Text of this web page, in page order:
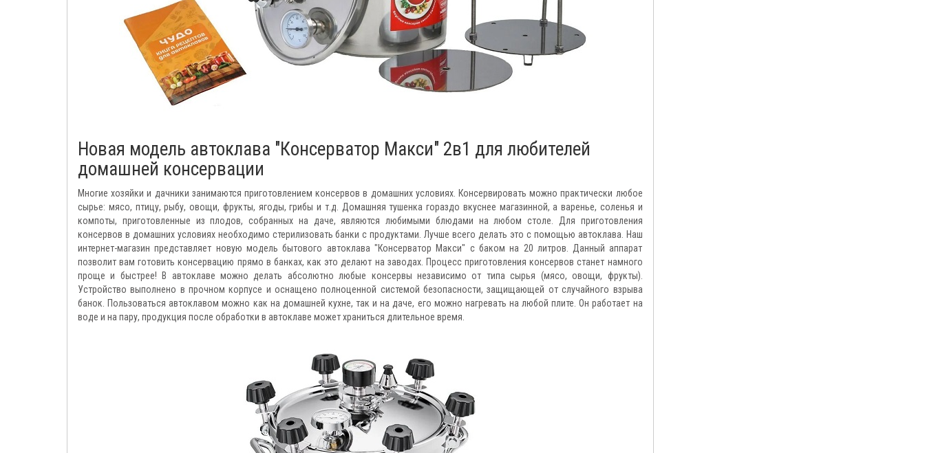
Новая модель автоклава "Консерватор Макси" 2в1 для любителей
домашней консервации
Многие хозяйки и дачники занимаются приготовлением консервов в домашних условиях. Консервировать можно практически любое
сырье: мясо, птицу, рыбу, овощи, фрукты, ягоды, грибы и т.д. Домашняя тушенка гораздо вкуснее магазинной, а варенье, соленья и
компоты, приготовленные из плодов, собранных на даче, являются любимыми блюдами на любом столе. Для приготовления
консервов в домашних условиях необходимо стерилизовать банки с продуктами. Лучше всего делать это с помощью автоклава. Наш
интернет-магазин представляет новую модель бытового автоклава "Консерватор Макси" с баком на 20 литров. Данный аппарат
позволит вам готовить консервацию прямо в банках, как это делают на заводах. Процесс приготовления консервов станет намного
проще и быстрее! В автоклаве можно делать абсолютно любые консервы независимо от типа сырья (мясо, овощи, фрукты).
Устройство выполнено в прочном корпусе и оснащено полноценной системой безопасности, защищающей от случайного взрыва
банок. Пользоваться автоклавом можно как на домашней кухне, так и на даче, его можно нагревать на любой плите. Он работает на
воде и на пару, продукция после обработки в автоклаве может храниться длительное время.